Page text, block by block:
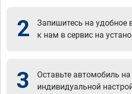
2
Запишитесь на удобное
к нам в сервис на
3
Оставьте автомобиль
индивидуальной